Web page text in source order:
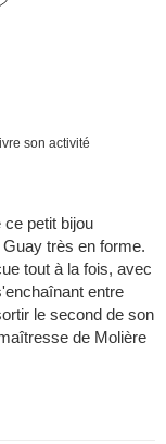
son activité
petit bijou
très en forme.
tout à la fois, avec
entre
le second de son
de Molière